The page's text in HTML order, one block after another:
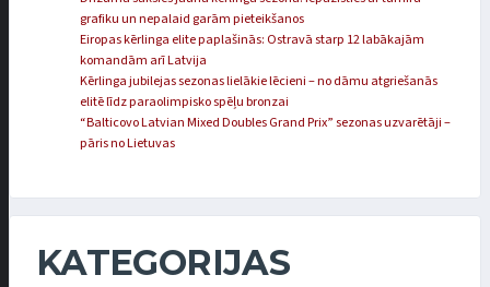
grafiku un nepalaid garām pieteikšanos
Eiropas kērlinga elite paplašinās: Ostravā starp 12 labākajām
komandām arī Latvija
Kērlinga jubilejas sezonas lielākie lēcieni – no dāmu atgriešanās
elitē līdz paraolimpisko spēļu bronzai
“Balticovo Latvian Mixed Doubles Grand Prix” sezonas uzvarētāji –
pāris no Lietuvas
KATEGORIJAS